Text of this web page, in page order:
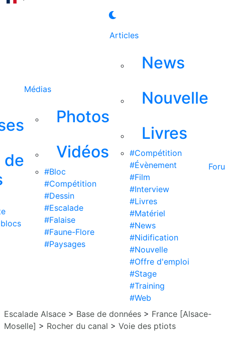
de
Médias
Photos
Vidéos
#Bloc
#Compétition
#Dessin
#Escalade
#Falaise
#Faune-Flore
#Paysages
Articles
News
Nouvelle
Livres
#Compétition
#Évènement
#Film
#Interview
#Livres
#Matériel
#News
#Nidification
#Nouvelle
#Offre d'emploi
#Stage
#Training
#Web
Escalade Alsace > Base de données > France [Alsace-
Moselle] > Rocher du canal > Voie des ptiots